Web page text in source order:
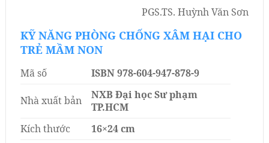
PGS.TS. Huỳnh Văn Sơn
KỸ NĂNG PHÒNG CHỐNG XÂM HẠI CHO
TRẺ MẦM NON
Mã số ISBN 978-604-947-878-9
Nhà xuất bản
NXB Đại học Sư phạm
TP.HCM
Kích thước
16×24 cm